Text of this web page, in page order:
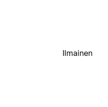
Ilmainen